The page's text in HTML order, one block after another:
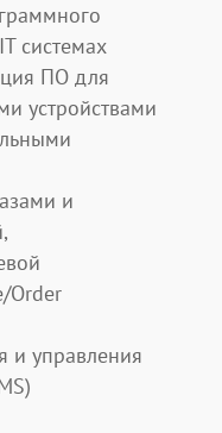
системах
ПО для
устройствами
и
Order
и управления